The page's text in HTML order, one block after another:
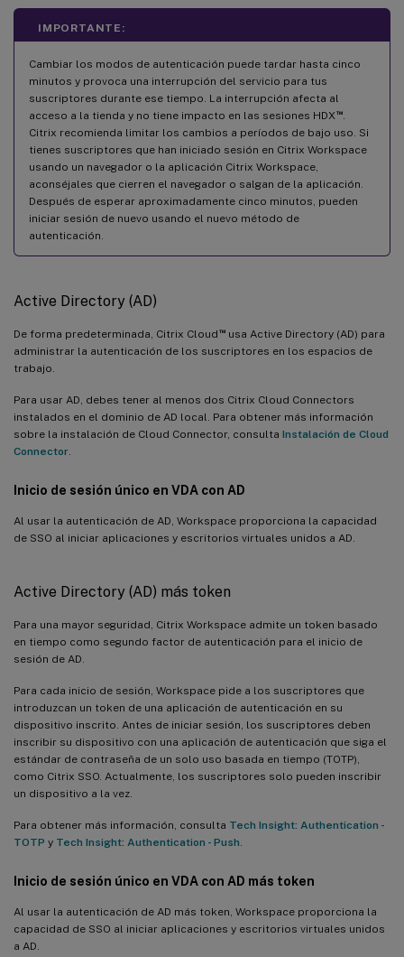
IMPORTANTE:
Cambiar los modos de autenticación puede tardar hasta cinco
minutos y provoca una interrupción del servicio para tus
suscriptores durante ese tiempo. La interrupción afecta al
acceso a la tienda y no tiene impacto en las sesiones HDX ™.
Citrix recomienda limitar los cambios a períodos de bajo uso. Si
tienes suscriptores que han iniciado sesión en Citrix Workspace
usando un navegador o la aplicación Citrix Workspace,
aconséjales que cierren el navegador o salgan de la aplicación.
Después de esperar aproximadamente cinco minutos, pueden
iniciar sesión de nuevo usando el nuevo método de
autenticación.
Active Directory (AD)
De forma predeterminada, Citrix Cloud ™usa Active Directory (AD) para
administrar la autenticación de los suscriptores en los espacios de
trabajo.
Para usar AD, debes tener al menos dos Citrix Cloud Connectors
instalados en el dominio de AD local. Para obtener más información
sobre la instalación de Cloud Connector, consulta Instalación de Cloud
Connector
Inicio de sesión único en VDA con AD
Al usar la autenticación de AD, Workspace proporciona la capacidad
de SSO al iniciar aplicaciones y escritorios virtuales unidos a AD.
Active Directory (AD) más token
Para una mayor seguridad, Citrix Workspace admite un token basado
en tiempo como segundo factor de autenticación para el inicio de
sesión de AD.
Para cada inicio de sesión, Workspace pide a los suscriptores que
introduzcan un token de una aplicación de autenticación en su
dispositivo inscrito. Antes de iniciar sesión, los suscriptores deben
inscribir su dispositivo con una aplicación de autenticación que siga el
estándar de contraseña de un solo uso basada en tiempo (TOTP),
como Citrix SSO. Actualmente, los suscriptores solo pueden inscribir
un dispositivo a la vez.
Para obtener más información, consulta Tech Insight: Authentication -
TOTP y Tech Insight: Authentication - Push
Inicio de sesión único en VDA con AD más token
Al usar la autenticación de AD más token, Workspace proporciona la
capacidad de SSO al iniciar aplicaciones y escritorios virtuales unidos
a AD.